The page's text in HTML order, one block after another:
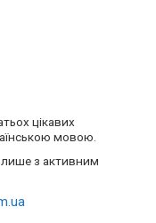
цікавих
мовою.
лише з активним